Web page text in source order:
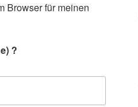
Browser für meinen
?